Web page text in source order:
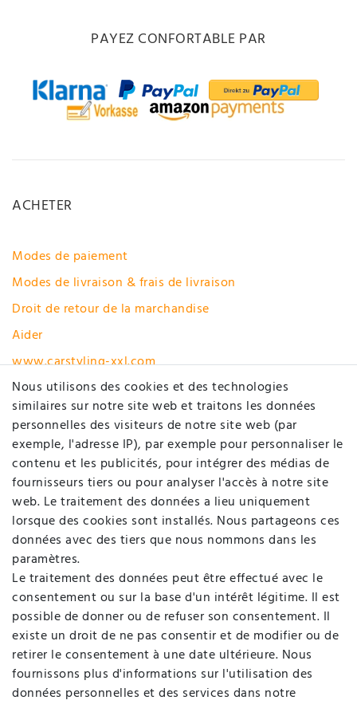
PAYEZ CONFORTABLE PAR
ACHETER
Modes de paiement
Modes de livraison & frais de livraison
Droit de retour de la marchandise
Aider
www.carstyling-xxl.com
Rétracter le contrat ici
MON COMPTE
Enregistrer
Login
SOCIÉTÉ
Contact
Déclaration de protection de données
Conditions générales d'affaires / Informations pour
clients
Nous utilisons des cookies et des technologies
similaires sur notre site web et traitons les données
personnelles des visiteurs de notre site web (par
exemple, l'adresse IP), par exemple pour personnaliser le
contenu et les publicités, pour intégrer des médias de
fournisseurs tiers ou pour analyser l'accès à notre site
web. Le traitement des données a lieu uniquement
lorsque des cookies sont installés. Nous partageons ces
données avec des tiers que nous nommons dans les
paramètres.
Le traitement des données peut être effectué avec le
consentement ou sur la base d'un intérêt légitime. Il est
possible de donner ou de refuser son consentement. Il
existe un droit de ne pas consentir et de modifier ou de
retirer le consentement à une date ultérieure. Nous
fournissons plus d'informations sur l'utilisation des
données personnelles et des services dans notre